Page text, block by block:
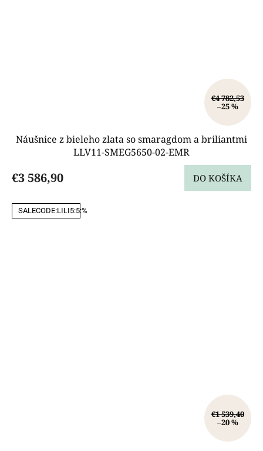
€4 782,53
–25 %
Náušnice z bieleho zlata so smaragdom a briliantmi
LLV11-SMEG5650-02-EMR
€3 586,90 DO KOŠÍKA
SALECODE:LILI5:5:%
€1 539,40
–20 %